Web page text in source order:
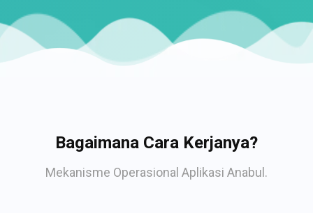
Bagaimana Cara Kerjanya?
Mekanisme Operasional Aplikasi Anabul.